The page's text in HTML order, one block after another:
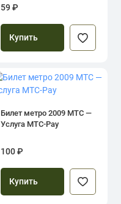
59 ₽
Купить
Билет метро 2009 МТС —
Услуга МТС-Pay
100 ₽
Купить